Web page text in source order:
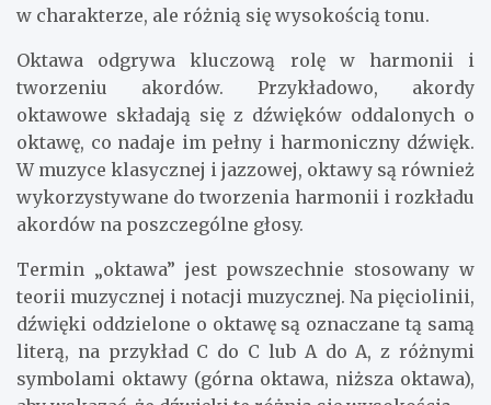
w charakterze, ale różnią się wysokością tonu.
Oktawa odgrywa kluczową rolę w harmonii i
tworzeniu akordów. Przykładowo, akordy
oktawowe składają się z dźwięków oddalonych o
oktawę, co nadaje im pełny i harmoniczny dźwięk.
W muzyce klasycznej i jazzowej, oktawy są również
wykorzystywane do tworzenia harmonii i rozkładu
akordów na poszczególne głosy.
Termin „oktawa” jest powszechnie stosowany w
teorii muzycznej i notacji muzycznej. Na pięciolinii,
dźwięki oddzielone o oktawę są oznaczane tą samą
literą, na przykład C do C lub A do A, z różnymi
symbolami oktawy (górna oktawa, niższa oktawa),